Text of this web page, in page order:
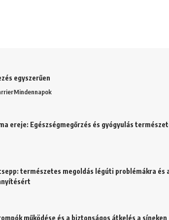
egyszerűen
Mindennapok
ereje: Egészségmegőrzés és gyógyulás
természetes megoldás légúti problémákra és
működése és a biztonságos átkelés a síneken